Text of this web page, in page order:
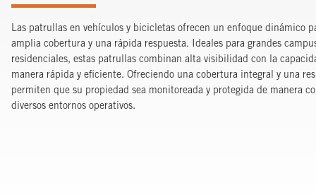
Las patrullas en vehículos y bicicletas ofrecen un enfoque dinámico
amplia cobertura y una rápida respuesta. Ideales para grandes
residenciales, estas patrullas combinan alta visibilidad con la
manera rápida y eficiente. Ofreciendo una cobertura integral y una
permiten que su propiedad sea monitoreada y protegida de manera
diversos entornos operativos.